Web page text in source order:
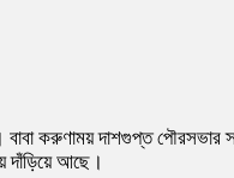
করুণাময় দাশগুপ্ত পৌরসভার
দাঁড়িয়ে আছে।